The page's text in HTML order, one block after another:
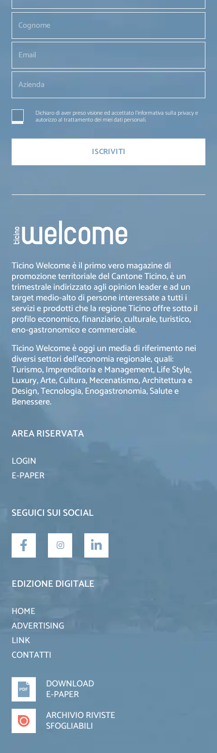
Dichiaro di aver preso visione ed accettato l'informativa sulla privacy e
autorizzo al trattamento dei miei dati personali.
Ticino Welcome è il primo vero magazine di
promozione territoriale del Cantone Ticino, è un
trimestrale indirizzato agli opinion leader e ad un
target medio-alto di persone interessate a tutti i
servizi e prodotti che la regione Ticino offre sotto il
profilo economico, finanziario, culturale, turistico,
eno-gastronomico e commerciale.
Ticino Welcome è oggi un media di riferimento nei
diversi settori dell’economia regionale, quali:
Turismo, Imprenditoria e Management, Life Style,
Luxury, Arte, Cultura, Mecenatismo, Architettura e
Design, Tecnologia, Enogastronomia, Salute e
Benessere.
AREA RISERVATA
LOGIN
E-PAPER
SEGUICI SUI SOCIAL
EDIZIONE DIGITALE
HOME
ADVERTISING
LINK
CONTATTI
DOWNLOAD
E-PAPER
ARCHIVIO RIVISTE
SFOGLIABILI